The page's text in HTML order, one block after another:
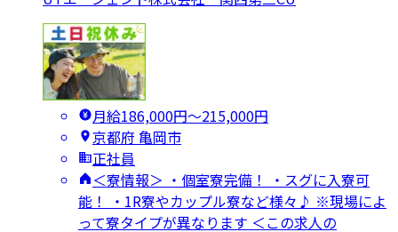
月給186,000円〜215,000円
京都府 亀岡市
正社員
＜寮情報＞ ・個室寮完備！ ・スグに入寮可
能！ ・1R寮やカップル寮など様々♪ ※現場によ
って寮タイプが異なります ＜この求人の